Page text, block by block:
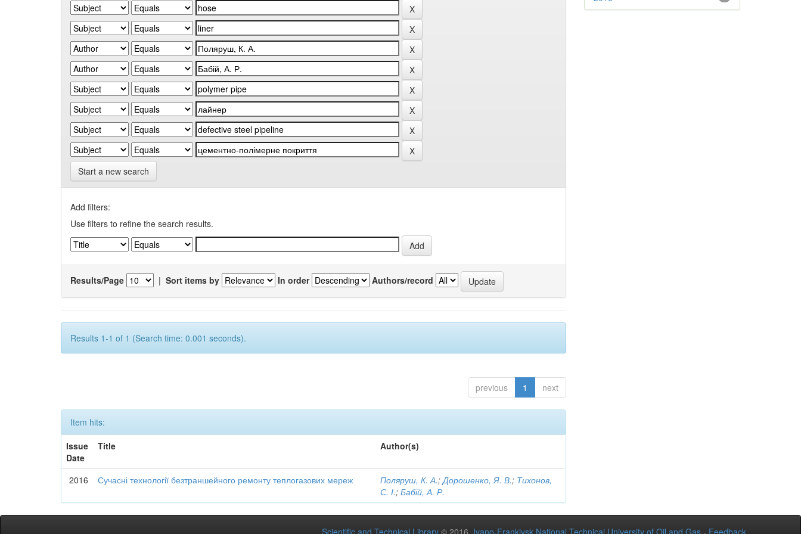
Start a new search
Add filters:
Use filters to refine the search results.
Results/Page | Sort items by In order Authors/record
Results 1-1 of 1 (Search time: 0.001 seconds).
previous 1 next
Item hits:
Issue
Date
Title Author(s)
2016 Сучасні технології безтраншейного ремонту теплогазових мереж Поляруш, К. А.;Дорошенко, Я. В.; Тихонов,
С. І.;Бабій, А. Р.
Scientific and Technical Library © 2016 Ivano-Frankivsk National Technical University of Oil and Gas - Feedback